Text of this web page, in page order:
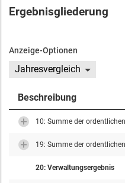
Ergebnisgliederung
Anzeige-Optionen
Jahresvergleich
Beschreibung
10: Summe der
19: Summe der
20: Verwaltungsergebnis